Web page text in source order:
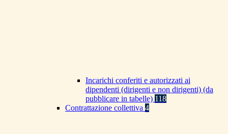
Incarichi conferiti e autorizzati ai
dipendenti (dirigenti e non dirigenti) (da
pubblicare in tabelle) 118
Contrattazione collettiva 4